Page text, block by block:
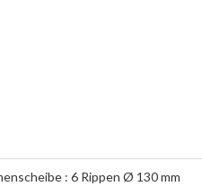
: 6 Rippen Ø 130 mm